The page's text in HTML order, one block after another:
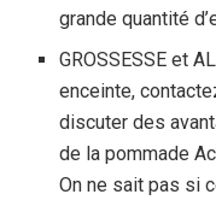
grande quantité
GROSSESSE et
enceinte,
discuter des
de la pommade
On ne sait pas si